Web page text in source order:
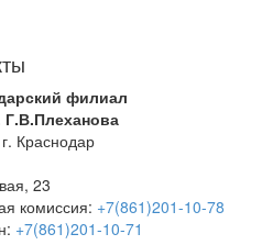
филиал
Краснодар
23
комиссия: +7(861)201-10-78
+7(861)201-10-71